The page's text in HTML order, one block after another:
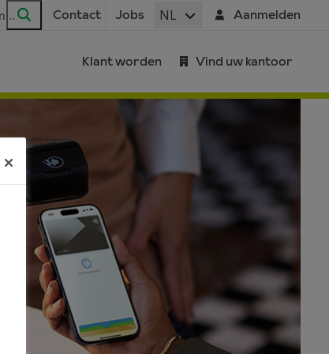
Zoeken
Contact Jobs NL Aanmelden
Klant worden Vind uw kantoor